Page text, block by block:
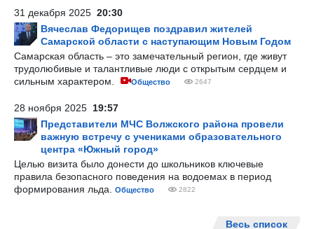
31 декабря 2025 20:30
Вячеслав Федорищев поздравил жителей
Самарской области с наступающим Новым Годом
Самарская область – это замечательный регион, где живут
трудолюбивые и талантливые люди с открытым сердцем и
сильным характером.
Общество 2647
28 ноября 2025 19:57
Представители МЧС Волжского района провели
важную встречу с учениками образовательного
центра «Южный город»
Целью визита было донести до школьников ключевые
правила безопасного поведения на водоемах в период
формирования льда.
Общество 2822
Весь список